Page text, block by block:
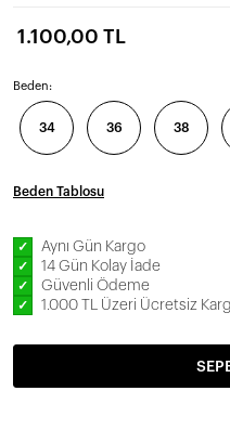
1.100,00 TL
Beden:
34 36 38
Beden Tablosu
✓ Aynı Gün Kargo
✓ 14 Gün Kolay İade
✓ Güvenli Ödeme
✓ 1.000 TL Üzeri Ücretsiz